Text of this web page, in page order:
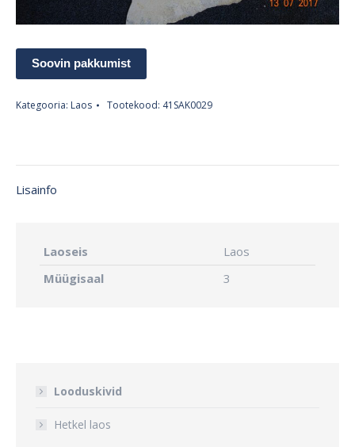
Soovin pakkumist
Kategooria: Laos Tootekood: 41SAK0029
Lisainfo
Laoseis
Laos
Müügisaal
3
Looduskivid
Hetkel laos